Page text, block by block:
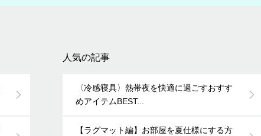
人気の記事
〈冷感寝具〉熱帯夜を快適に過ごすおすす
めアイテムBEST...
【ラグマット編】お部屋を夏仕様にする方